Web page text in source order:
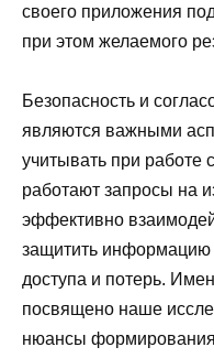
своего приложения
при этом желаемого
Безопасность и
являются важными
учитывать при работе
работают запросы на
эффективно
защитить информацию
доступа и потерь.
посвящено наше
нюансы формирования